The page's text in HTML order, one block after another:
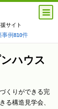
サイト
事例810件
ハウス
くりができる完
る構造見学会、